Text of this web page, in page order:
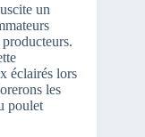
un
éclairés lors
les
poulet